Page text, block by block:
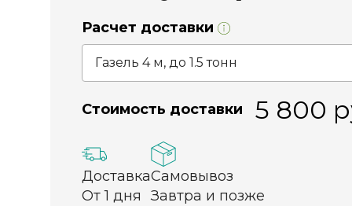
Расчет доставки
Стоимость доставки 5 800
Доставка
От 1 дня
Самовывоз
Завтра и позже